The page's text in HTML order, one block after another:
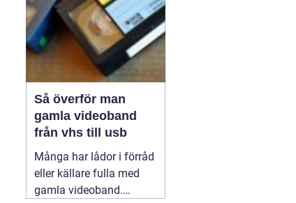
marknaden full av
alternativ,...
Så överför man
gamla videoband
från vhs till usb
Många har lådor i förråd
eller källare fulla med
gamla videoband.